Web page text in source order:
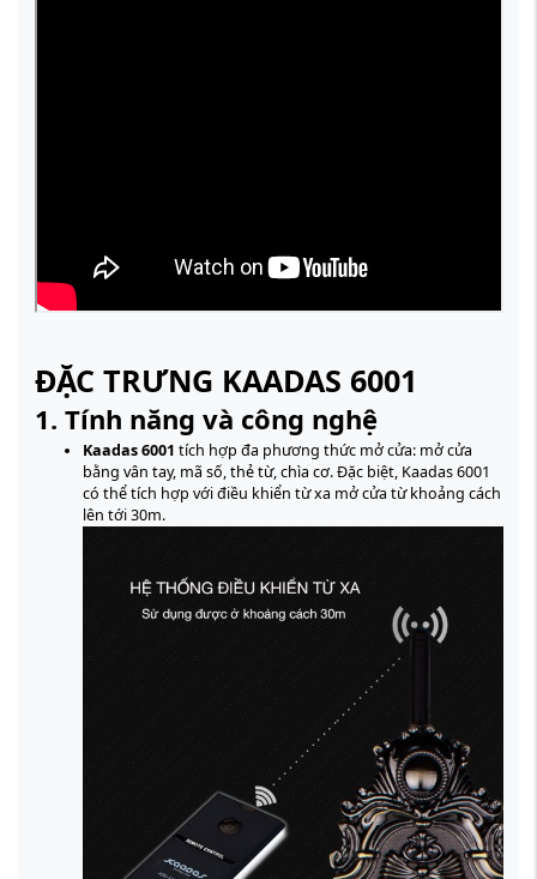
ĐẶC TRƯNG KAADAS 6001
1. Tính năng và công nghệ
Kaadas 6001 tích hợp đa phương thức mở cửa: mở cửa
bằng vân tay, mã số, thẻ từ, chìa cơ. Đặc biệt, Kaadas 6001
có thể tích hợp với điều khiển từ xa mở cửa từ khoảng cách
lên tới 30m.